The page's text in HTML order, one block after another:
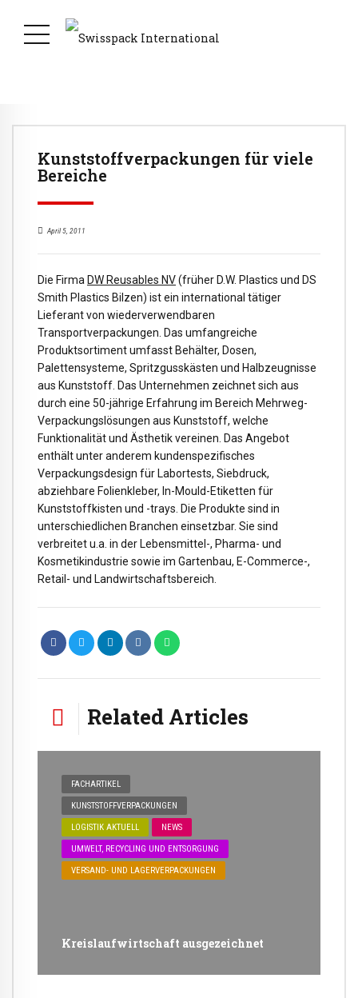
Kunststoffverpackungen für viele
Bereiche
April 5, 2011
Die Firma DW Reusables NV(früher D.W. Plastics und DS
Smith Plastics Bilzen) ist ein international tätiger
Lieferant von wiederverwendbaren
Transportverpackungen. Das umfangreiche
Produktsortiment umfasst Behälter, Dosen,
Palettensysteme, Spritzgusskästen und Halbzeugnisse
aus Kunststoff. Das Unternehmen zeichnet sich aus
durch eine 50-jährige Erfahrung im Bereich Mehrweg-
Verpackungslösungen aus Kunststoff, welche
Funktionalität und Ästhetik vereinen. Das Angebot
enthält unter anderem kundenspezifisches
Verpackungsdesign für Labortests, Siebdruck,
abziehbare Folienkleber, In-Mould-Etiketten für
Kunststoffkisten und -trays. Die Produkte sind in
unterschiedlichen Branchen einsetzbar. Sie sind
verbreitet u.a. in der Lebensmittel-, Pharma- und
Kosmetikindustrie sowie im Gartenbau, E-Commerce-,
Retail- und Landwirtschaftsbereich.
Related Articles
FACHARTIKEL
KUNSTSTOFFVERPACKUNGEN
LOGISTIK AKTUELL NEWS
UMWELT, RECYCLING UND ENTSORGUNG
VERSAND- UND LAGERVERPACKUNGEN
Kreislaufwirtschaft ausgezeichnet